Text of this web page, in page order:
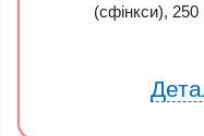
(сфінкси), 250